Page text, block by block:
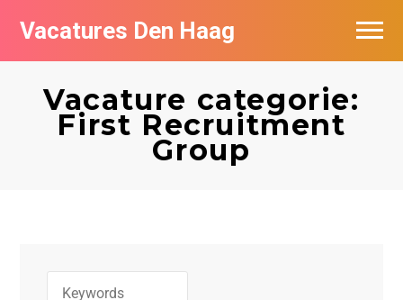
Vacatures Den Haag
Vacature categorie:
First Recruitment
Group
Vacatures per bedrijf in Den Haag
Populair